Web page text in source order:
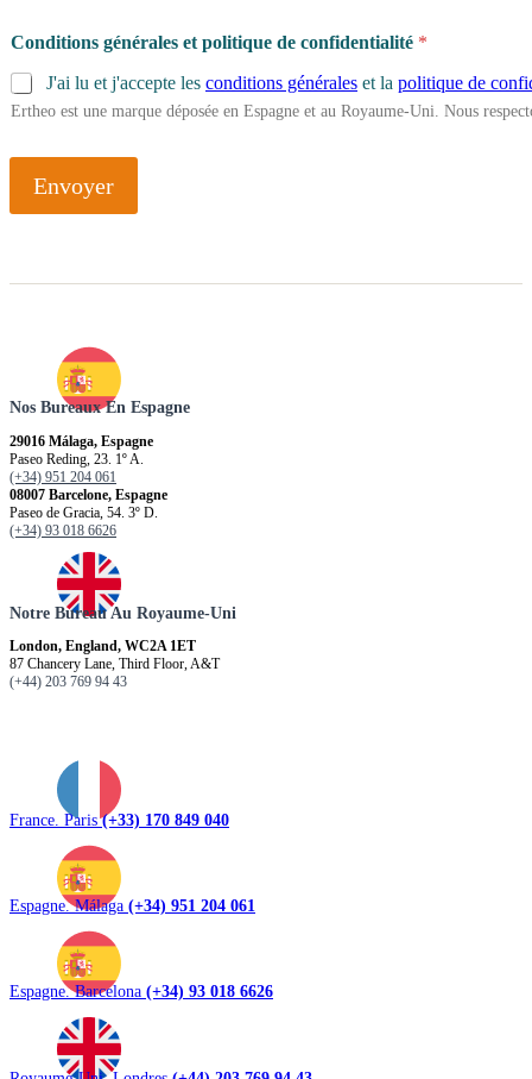
r
é
n
o
l
Conditions générales et politique de confidentialité *
J'ai lu et j'accepte les conditions générales et la politique de
Ertheo est une marque déposée en Espagne et au Royaume-Uni. Nous
Envoyer
Nos Bureaux En Espagne
29016 Málaga, Espagne
Paseo Reding, 23. 1º A.
(+34) 951 204 061
08007 Barcelone, Espagne
Paseo de Gracia, 54. 3º D.
(+34) 93 018 6626
Notre Bureau Au Royaume-Uni
London, England, WC2A 1ET
87 Chancery Lane, Third Floor, A&T
(+44) 203 769 94 43
France. Paris(+33) 170 849 040
Espagne. Málaga (+34) 951 204 061
Espagne. Barcelona (+34) 93 018 6626